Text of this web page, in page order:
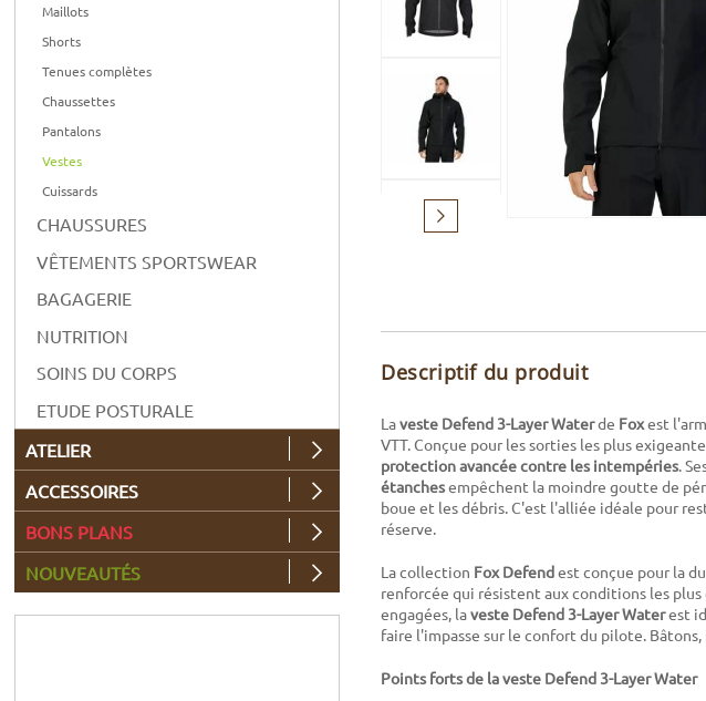
Suivant
Descriptif du produit
Laveste Defend 3-Layer Waterde Foxest
VTT. Conçue pour les sorties les plus
protection avancée contre les intempéries.
étanchesempêchent la moindre goutte de
boue et les débris. C'est l'alliée idéale pour
réserve.
La collection Fox Defendest conçue pour la
renforcée qui résistent aux conditions les
engagées, laveste Defend 3-Layer Waterest
faire l'impasse sur le confort du pilote.
Points forts de la veste Defend 3-Layer Water
Maillots
Shorts
Tenues complètes
Chaussettes
Pantalons
Vestes
Cuissards
CHAUSSURES
VÊTEMENTS SPORTSWEAR
BAGAGERIE
NUTRITION
SOINS DU CORPS
ETUDE POSTURALE
ATELIER
ACCESSOIRES
BONS PLANS
NOUVEAUTÉS